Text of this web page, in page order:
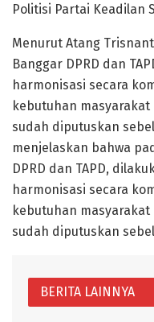
Politisi Partai Keadilan
Menurut Atang
Banggar DPRD dan
harmonisasi secara
kebutuhan masyarakat
sudah diputuskan
menjelaskan bahwa
DPRD dan TAPD,
harmonisasi secara
kebutuhan masyarakat
sudah diputuskan
BERITA LAINNYA